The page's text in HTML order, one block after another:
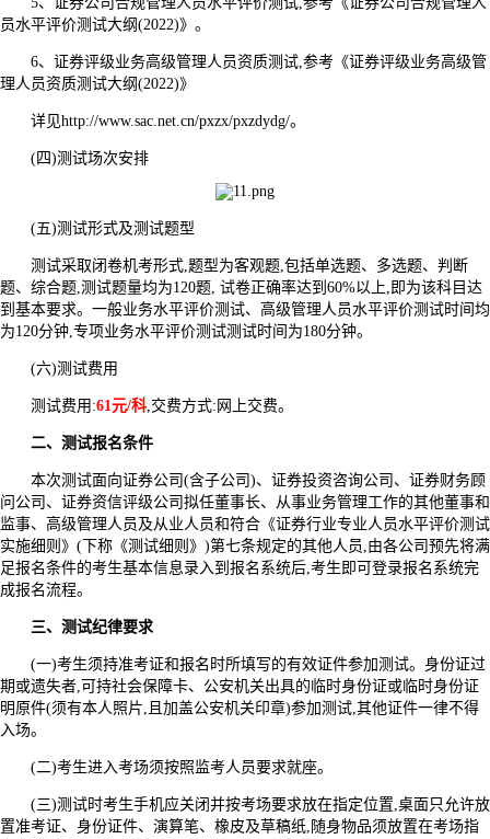
员水平评价测试大纲(2022)》。
6、证券评级业务高级管理人员资质测试,参考《证券评级业务高级管
理人员资质测试大纲(2022)》
详见http://www.sac.net.cn/pxzx/pxzdydg/。
(四)测试场次安排
(五)测试形式及测试题型
测试采取闭卷机考形式,题型为客观题,包括单选题、多选题、判断
题、综合题,测试题量均为120题, 试卷正确率达到60%以上,即为该科目达
到基本要求。一般业务水平评价测试、高级管理人员水平评价测试时间均
为120分钟,专项业务水平评价测试测试时间为180分钟。
(六)测试费用
测试费用:61元/科,交费方式:网上交费。
二、测试报名条件
本次测试面向证券公司(含子公司)、证券投资咨询公司、证券财务顾
问公司、证券资信评级公司拟任董事长、从事业务管理工作的其他董事和
监事、高级管理人员及从业人员和符合《证券行业专业人员水平评价测试
实施细则》(下称《测试细则》)第七条规定的其他人员,由各公司预先将满
足报名条件的考生基本信息录入到报名系统后,考生即可登录报名系统完
成报名流程。
三、测试纪律要求
(一)考生须持准考证和报名时所填写的有效证件参加测试。身份证过
期或遗失者,可持社会保障卡、公安机关出具的临时身份证或临时身份证
明原件(须有本人照片,且加盖公安机关印章)参加测试,其他证件一律不得
入场。
(二)考生进入考场须按照监考人员要求就座。
(三)测试时考生手机应关闭并按考场要求放在指定位置,桌面只允许放
置准考证、身份证件、演算笔、橡皮及草稿纸,随身物品须放置在考场指